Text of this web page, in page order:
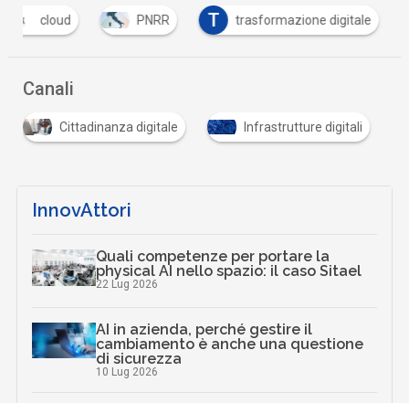
cloud PNRR T trasformazione digitale
Canali
Cittadinanza digitale Infrastrutture digitali
InnovAttori
Quali competenze per portare la
physical AI nello spazio: il caso Sitael
22 Lug 2026
AI in azienda, perché gestire il
cambiamento è anche una questione
di sicurezza
10 Lug 2026